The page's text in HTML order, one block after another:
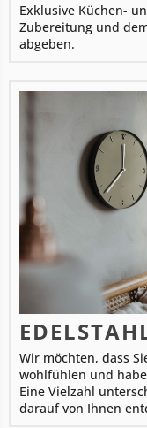
Exklusive Küchen-
Zubereitung und
abgeben.
Wir möchten, dass
wohlfühlen und
Eine Vielzahl
darauf von Ihnen